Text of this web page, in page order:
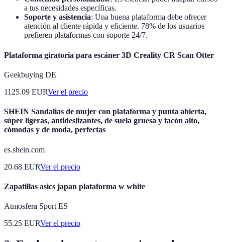
a tus necesidades específicas.
Soporte y asistencia: Una buena plataforma debe ofrecer
atención al cliente rápida y eficiente. 78% de los usuarios
prefieren plataformas con soporte 24/7.
Plataforma giratoria para escáner 3D Creality CR Scan Otter
Geekbuying DE
1125.09 EURVer el precio
SHEIN Sandalias de mujer con plataforma y punta abierta,
súper ligeras, antideslizantes, de suela gruesa y tacón alto,
cómodas y de moda, perfectas
es.shein.com
20.68 EURVer el precio
Zapatillas asics japan plataforma w white
Atmosfera Sport ES
55.25 EURVer el precio